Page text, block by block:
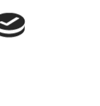
סניפי